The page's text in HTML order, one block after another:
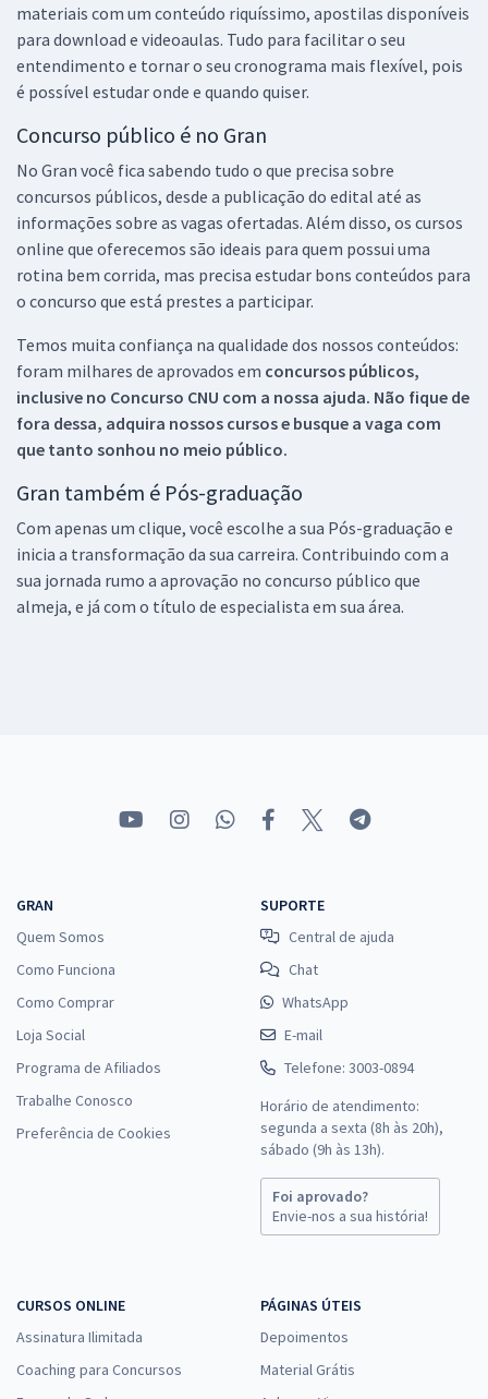
materiais com um conteúdo riquíssimo, apostilas disponíveis
para download e videoaulas. Tudo para facilitar o seu
entendimento e tornar o seu cronograma mais flexível, pois
é possível estudar onde e quando quiser.
Concurso público é no Gran
No Gran você fica sabendo tudo o que precisa sobre
concursos públicos, desde a publicação do edital até as
informações sobre as vagas ofertadas. Além disso, os cursos
online que oferecemos são ideais para quem possui uma
rotina bem corrida, mas precisa estudar bons conteúdos para
o concurso que está prestes a participar.
Temos muita confiança na qualidade dos nossos conteúdos:
foram milhares de aprovados em concursos públicos,
inclusive no Concurso CNU com a nossa ajuda. Não fique de
fora dessa, adquira nossos cursos e busque a vaga com
que tanto sonhou no meio público.
Gran também é Pós-graduação
Com apenas um clique, você escolhe a sua Pós-graduação e
inicia a transformação da sua carreira. Contribuindo com a
sua jornada rumo a aprovação no concurso público que
almeja, e já com o título de especialista em sua área.
GRAN
Quem Somos
Como Funciona
Como Comprar
Loja Social
Programa de Afiliados
Trabalhe Conosco
Preferência de Cookies
SUPORTE
Central de ajuda
Chat
WhatsApp
E-mail
Telefone: 3003-0894
Horário de atendimento:
segunda a sexta (8h às 20h),
sábado (9h às 13h).
Foi aprovado?
Envie-nos a sua história!
CURSOS ONLINE
Assinatura Ilimitada
Coaching para Concursos
PÁGINAS ÚTEIS
Depoimentos
Material Grátis